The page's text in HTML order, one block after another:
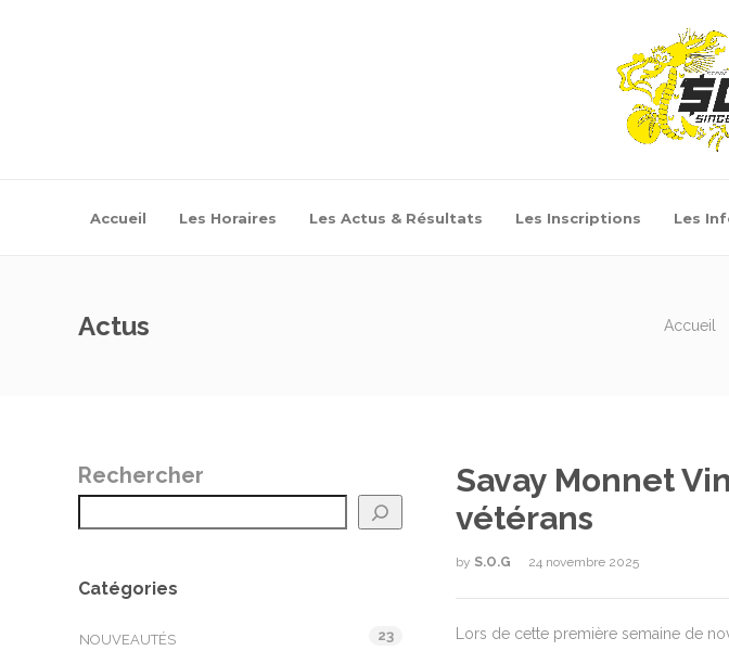
Accueil Les Horaires Les Actus & Résultats Les Inscriptions Les
Actus Accueil
Savay Monnet
vétérans
by S.O.G 24 novembre 2025
Lors de cette première semaine de
Rechercher
Catégories
NOUVEAUTÉS 23